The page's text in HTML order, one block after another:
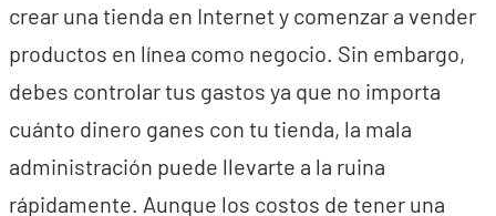
crear una tienda en Internet y comenzar a vender
productos en línea como negocio. Sin embargo,
debes controlar tus gastos ya que no importa
cuánto dinero ganes con tu tienda, la mala
administración puede llevarte a la ruina
rápidamente. Aunque los costos de tener una